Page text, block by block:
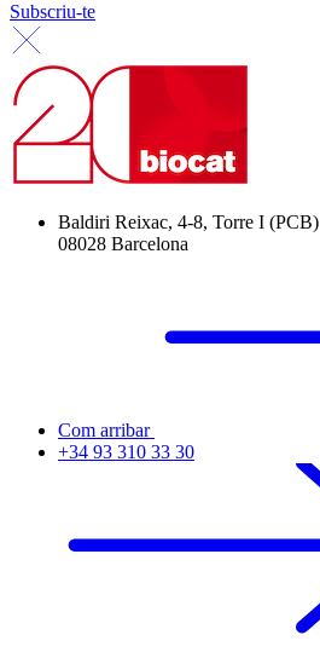
Subscriu-te
Baldiri Reixac, 4-8, Torre I (PCB)
08028 Barcelona
Com arribar
+34 93 310 33 30